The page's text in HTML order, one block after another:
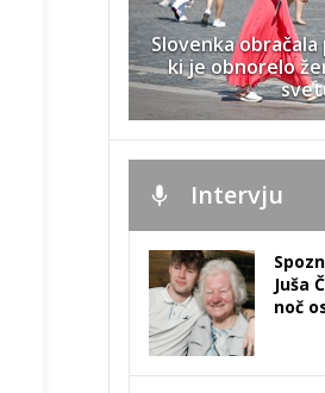
Slovenka
ki je obnorelo
Intervju
Juša
noč